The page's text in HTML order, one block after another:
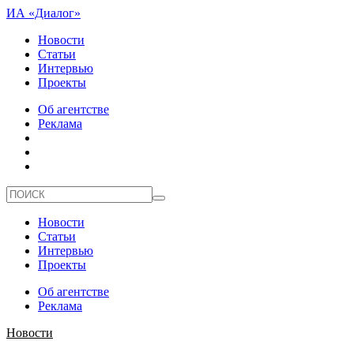
ИА «Диалог»
Новости
Статьи
Интервью
Проекты
Об агентстве
Реклама
Новости
Статьи
Интервью
Проекты
Об агентстве
Реклама
Новости